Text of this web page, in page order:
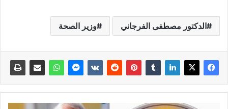
الدكتور مصطفى الفرجاني وزير الصحة